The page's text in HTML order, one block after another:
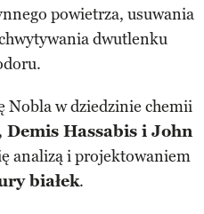
powietrza, usuwania
dwutlenku
w dziedzinie chemii
Hassabis i John
analizą i projektowaniem
białek.